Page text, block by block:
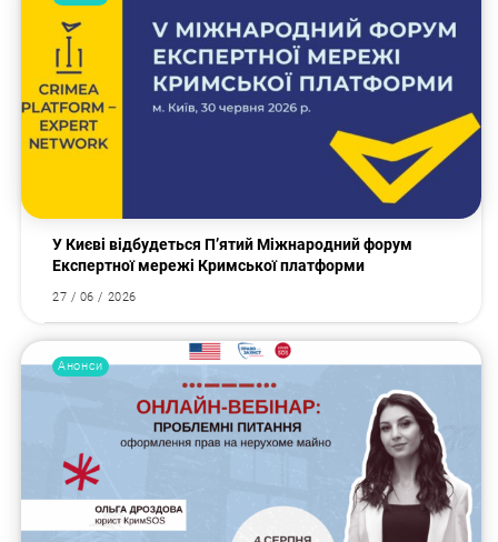
У Києві відбудеться П’ятий Міжнародний форум
Експертної мережі Кримської платформи
27 / 06 / 2026
Анонси